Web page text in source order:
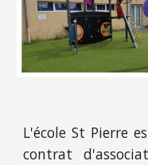
L'école St Pierre
contrat